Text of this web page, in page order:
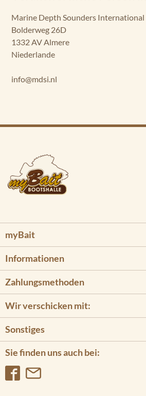
Marine Depth Sounders International
Bolderweg 26D
1332 AV Almere
Niederlande
info@mdsi.nl
myBait
Informationen
Sie finden uns auch bei:
Zahlungsmethoden
Wir verschicken mit:
Sonstiges